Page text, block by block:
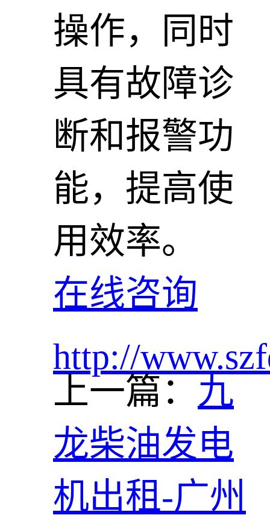
操作，同时
具有故障诊
断和报警功
能，提高使
用效率。
在线咨询
http://
上一篇： 九
龙柴油发电
机出租-广州